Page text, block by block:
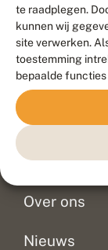
te raadplegen.
kunnen wij
site verwerken.
toestemming
bepaalde
Contact
Doneer
Over ons
Nieuws
Meld
Duurzaam